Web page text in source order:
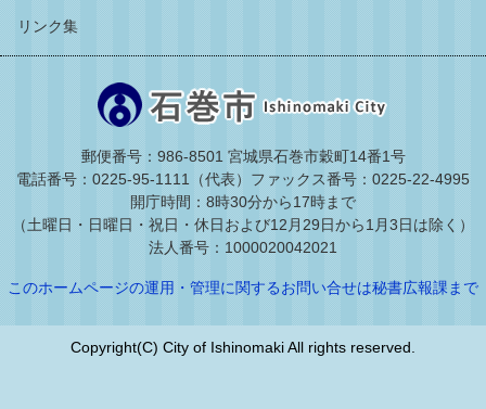
リンク集
郵便番号：986-8501 宮城県石巻市穀町14番1号
電話番号：0225-95-1111（代表） ファックス番号：0225-22-4995
開庁時間：8時30分から17時まで
（土曜日・日曜日・祝日・休日および12月29日から1月3日は除く）
法人番号：1000020042021
このホームページの運用・管理に関するお問い合せは秘書広報課まで
Copyright(C) City of Ishinomaki All rights reserved.